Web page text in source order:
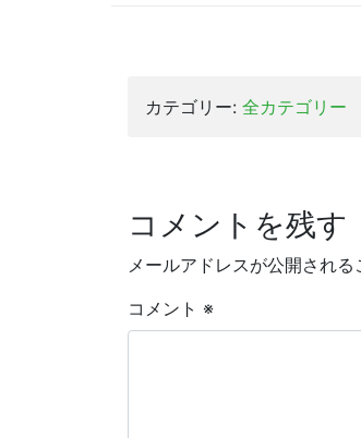
カテゴリー: 全カテゴリー
コメントを残す
メールアドレスが公開される
コメント ※